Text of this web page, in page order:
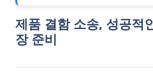
제품 결함 소송, 성공적
장 준비